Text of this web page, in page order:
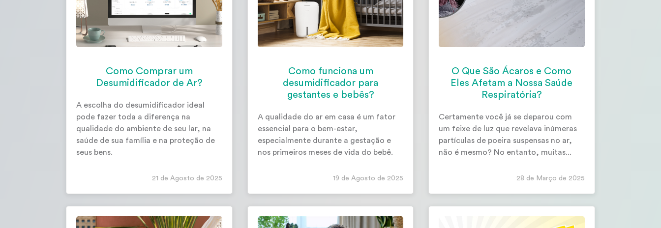
Como Comprar um
Desumidificador de Ar?
A escolha do desumidificador ideal
pode fazer toda a diferença na
qualidade do ambiente de seu lar, na
saúde de sua família e na proteção de
seus bens.
21 de Agosto de 2025
Como funciona um
desumidificador para
gestantes e bebês?
A qualidade do ar em casa é um fator
essencial para o bem-estar,
especialmente durante a gestação e
nos primeiros meses de vida do bebê.
19 de Agosto de 2025
O Que São Ácaros e Como
Eles Afetam a Nossa Saúde
Respiratória?
Certamente você já se deparou com
um feixe de luz que revelava inúmeras
partículas de poeira suspensas no ar,
não é mesmo? No entanto, muitas...
28 de Março de 2025